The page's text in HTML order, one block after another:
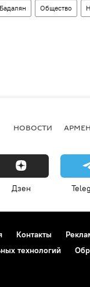
Общество
НОВОСТИ
Дзен
Контакты
технологий